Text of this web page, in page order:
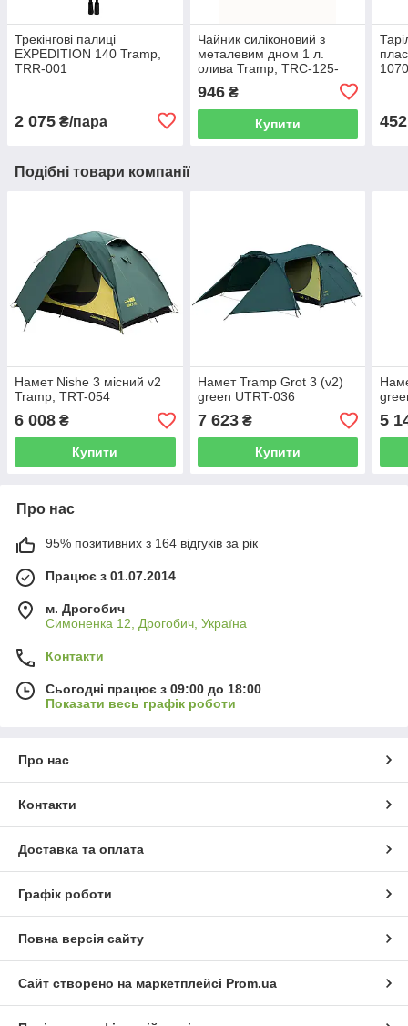
Трекінгові палиці
EXPEDITION 140 Tramp,
TRR-001
2 075 ₴/пара
Чайник силіконовий з
металевим дном 1 л.
олива Tramp, TRC-125-
946₴
Купити 452
Подібні товари компанії
Намет Nishe 3 місний v2
Tramp, TRT-054
6 008 ₴
Купити
Намет Tramp Grot 3 (v2)
green UTRT-036
7 623₴
Купити
5
Про нас
95% позитивних з 164 відгуків за рік
Працює з 01.07.2014
м. Дрогобич
Симоненка 12, Дрогобич, Україна
Контакти
Сьогодні працює з 09:00 до 18:00
Показати весь графік роботи
Про нас
Контакти
Доставка та оплата
Графік роботи
Повна версія сайту
Сайт створено на маркетплейсі Prom.ua